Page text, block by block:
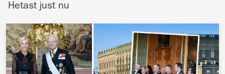
Brittiska kungahuset
Norska kungahuset
Danska kungahuset
Hetast just nu